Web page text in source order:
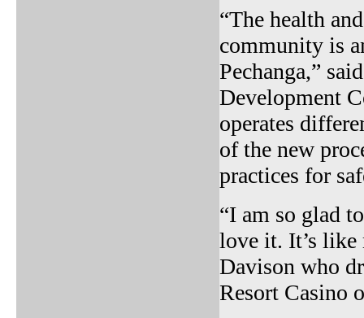
“The health
community is
Pechanga,”
Development
operates
of the new
practices for
“I am so glad
love it. It’s like
Davison who
Resort Casino